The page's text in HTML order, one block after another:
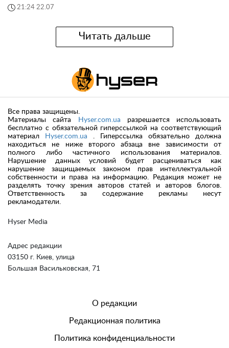
21:24 22.07
Читать дальше
Hyser Media
Адрес редакции
03150 г. Киев, улица
Большая Васильковская, 71
Все права защищены.
Материалы сайта
Hyser.com.ua разрешается использовать
бесплатно с обязательной гиперссылкой на соответствующий
материал
Hyser.com.ua . Гиперссылка обязательно должна
находиться не ниже второго абзаца вне зависимости от
полного либо частичного использования материалов.
Нарушение данных условий будет расцениваться как
нарушение защищаемых законом прав интеллектуальной
собственности и права на информацию. Редакция может не
разделять точку зрения авторов статей и авторов блогов.
Ответственность за содержание рекламы несут
рекламодатели.
О редакции
Редакционная политика
Политика конфиденциальности